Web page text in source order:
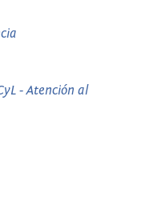
- Atención al